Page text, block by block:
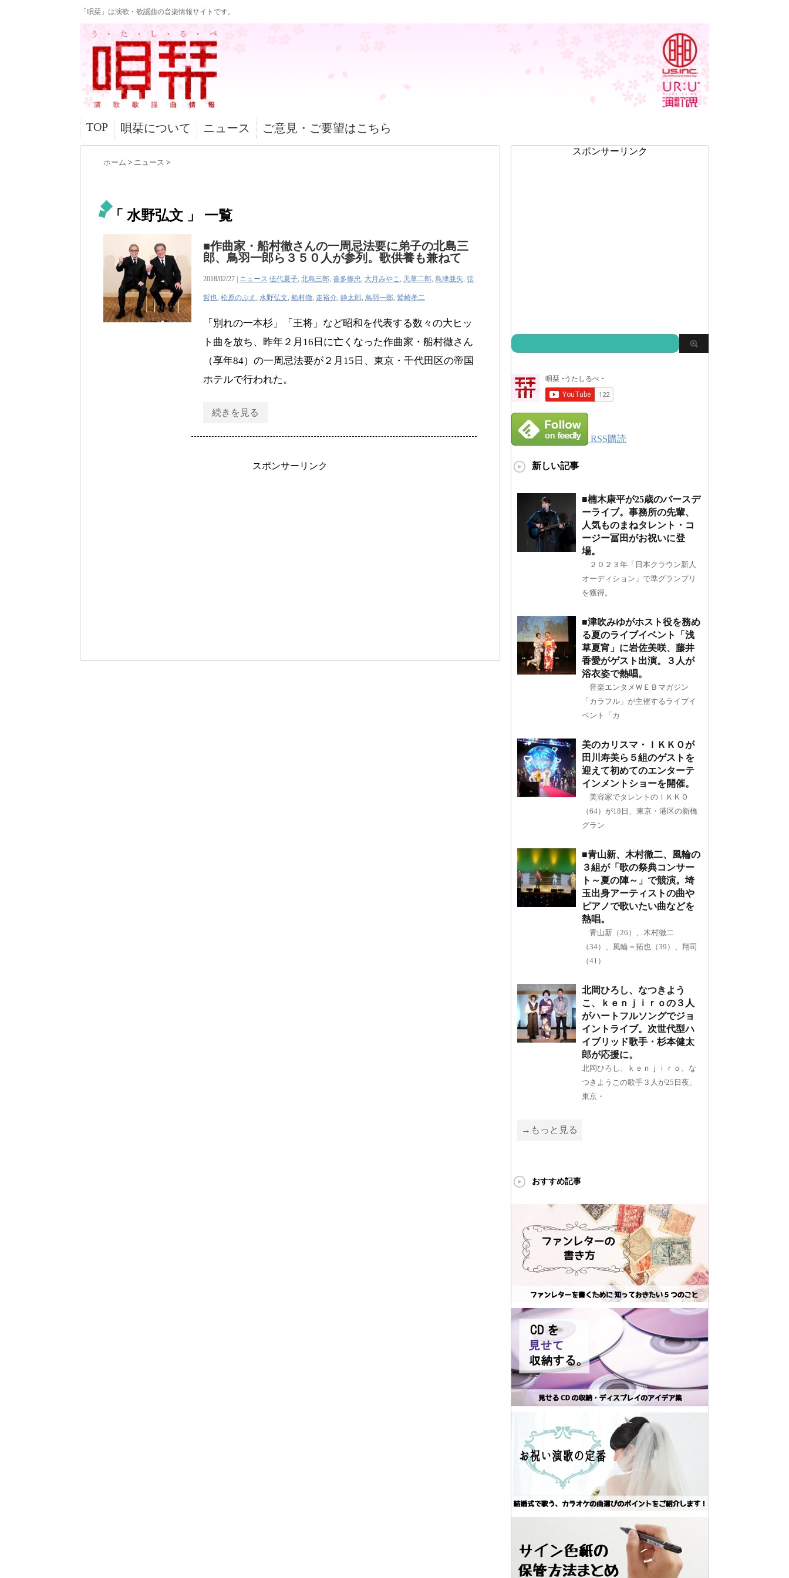
「唄栞」は演歌・歌謡曲の音楽情報サイトです。
TOP 唄栞について ニュース ご意見・ご要望はこちら
ホーム > ニュース >
「 水野弘文 」 一覧
■作曲家・船村徹さんの一周忌法要に弟子の北島三
郎、鳥羽一郎ら３５０人が参列。歌供養も兼ねて
2018/02/27 | ニュース 伍代夏子, 北島三郎, 喜多條忠, 大月みやこ , 天草二郎, 島津亜矢, 弦
哲也, 松原のぶえ , 水野弘文, 船村徹, 走裕介, 静太郎, 鳥羽一郎, 鷲崎孝二
「別れの一本杉」「王将」など昭和を代表する数々の大ヒッ
ト曲を放ち、昨年２月16日に亡くなった作曲家・船村徹さん
（享年84）の一周忌法要が２月15日、東京・千代田区の帝国
ホテルで行われた。
続きを見る
スポンサーリンク
スポンサーリンク
RSS購読
新しい記事
■楠木康平が25歳のバースデ
ーライブ。事務所の先輩、
人気ものまねタレント・コ
ージー冨田がお祝いに登
場。
２０２３年「日本クラウン新人
オーディション」で準グランプリ
を獲得。
■津吹みゆがホスト役を務め
る夏のライブイベント「浅
草夏宵」に岩佐美咲、藤井
香愛がゲスト出演。３人が
浴衣姿で熱唱。
音楽エンタメＷＥＢマガジン
「カラフル」が主催するライブイ
ベント「カ
美のカリスマ・ＩＫＫＯが
田川寿美ら５組のゲストを
迎えて初めてのエンターテ
インメントショーを開催。
美容家でタレントのＩＫＫＯ
（64）が18日、東京・港区の新橋
グラン
■青山新、木村徹二、風輪の
３組が「歌の祭典コンサー
ト～夏の陣～」で競演。埼
玉出身アーティストの曲や
ピアノで歌いたい曲などを
熱唱。
青山新（26）、木村徹二
（34）、風輪＝拓也（39）、翔司
（41）
北岡ひろし、なつきよう
こ、ｋｅｎｊｉｒｏの３人
がハートフルソングでジョ
イントライブ。次世代型ハ
イブリッド歌手・杉本健太
郎が応援に。
北岡ひろし、ｋｅｎｊｉｒｏ、な
つきようこの歌手３人が25日夜、
東京・
→もっと見る
おすすめ記事